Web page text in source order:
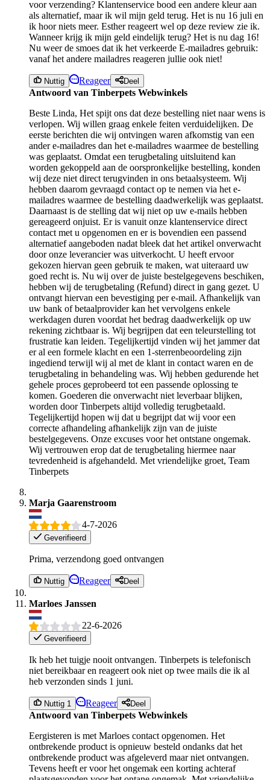
voor verzending? Klantenservice bood een andere kleur aan
als alternatief, maar ik wil mijn geld terug. Het is nu 16 juli en
ik hoor niets meer. Esther reageert wel op deze review zie ik.
Wanneer krijg ik mijn geld eindelijk terug? Het is nu dag 16!
Nu weer de smoes dat ik het verkeerde E-mailadres gebruik:
vanaf het andere mailadres reageren jullie ook niet!
Nuttig Reageer Deel
Antwoord van Tinberpets Webwinkels
Beste Linda, Het spijt ons dat deze bestelling niet naar wens is
verlopen. Wij willen graag enkele feiten verduidelijken. De
eerste berichten die wij ontvingen waren afkomstig van een
ander e-mailadres dan het e-mailadres waarmee de bestelling
was geplaatst. Omdat een terugbetaling uitsluitend kan
worden gekoppeld aan de oorspronkelijke bestelling, konden
wij deze niet direct terugvinden in ons betaalsysteem. Wij
hebben daarom gevraagd contact op te nemen via het e-
mailadres waarmee de bestelling daadwerkelijk was geplaatst.
Daarnaast is de stelling dat wij niet op uw e-mails hebben
gereageerd onjuist. Er is vanuit onze klantenservice direct
contact met u opgenomen en er is bovendien een passend
alternatief aangeboden nadat bleek dat het artikel onverwacht
door onze leverancier was uitverkocht. U heeft ervoor
gekozen hiervan geen gebruik te maken, wat uiteraard uw
goed recht is. Nu wij over de juiste bestelgegevens beschiken,
hebben wij de terugbetaling (Refund) direct in gang gezet. U
ontvangt hiervan een bevestiging per e-mail. Afhankelijk van
uw bank of betaalprovider kan het vervolgens enkele
werkdagen duren voordat het bedrag daadwerkelijk op uw
rekening zichtbaar is. Wij begrijpen dat een teleurstelling tot
frustratie kan leiden. Tegelijkertijd vinden wij het jammer dat
er al een formele klacht en een 1-sterrenbeoordeling zijn
ingediend terwijl wij al met de klant in contact waren en de
terugbetaling in behandeling was. Wij hebben gedurende het
gehele proces geprobeerd tot een passende oplossing te
komen. Goederen die onverwacht niet leverbaar blijken,
worden door Tinberpets altijd volledig terugbetaald.
Tegelijkertijd hopen wij dat u begrijpt dat wij voor een
correcte afhandeling afhankelijk zijn van de juiste
bestelgegevens. Onze excuses voor het ontstane ongemak.
Wij vertrouwen erop dat de terugbetaling hiermee naar
tevredenheid is afgehandeld. Met vriendelijke groet, Team
Tinberpets
Marja Gaarenstroom
4-7-2026
Geverifieerd
Prima, verzendong goed ontvangen
Nuttig Reageer Deel
Marloes Janssen
22-6-2026
Geverifieerd
Ik heb het tuigje nooit ontvangen. Tinberpets is telefonisch
niet bereikbaar en reageert ook niet op twee mails die ik al
heb verzonden sinds 1 juni.
Nuttig 1 Reageer Deel
Antwoord van Tinberpets Webwinkels
Eergisteren is met Marloes contact opgenomen. Het
ontbrekende product is opnieuw besteld ondanks dat het
ontbrekende product was afgeleverd maar niet ontvangen.
Tevens heeft er voor het ongemak een korting achteraf